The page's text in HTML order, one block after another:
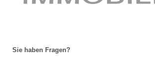
Sie haben Fragen?